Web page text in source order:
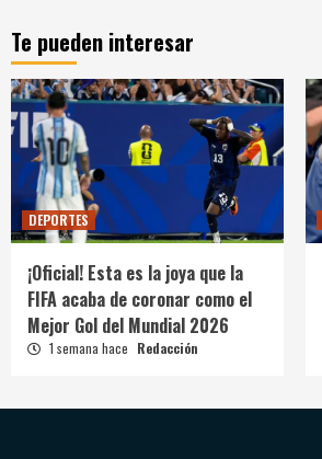
Te pueden interesar
DEPORTES
¡Oficial! Esta es la joya que la
FIFA acaba de coronar como el
Mejor Gol del Mundial 2026
1 semana hace Redacción